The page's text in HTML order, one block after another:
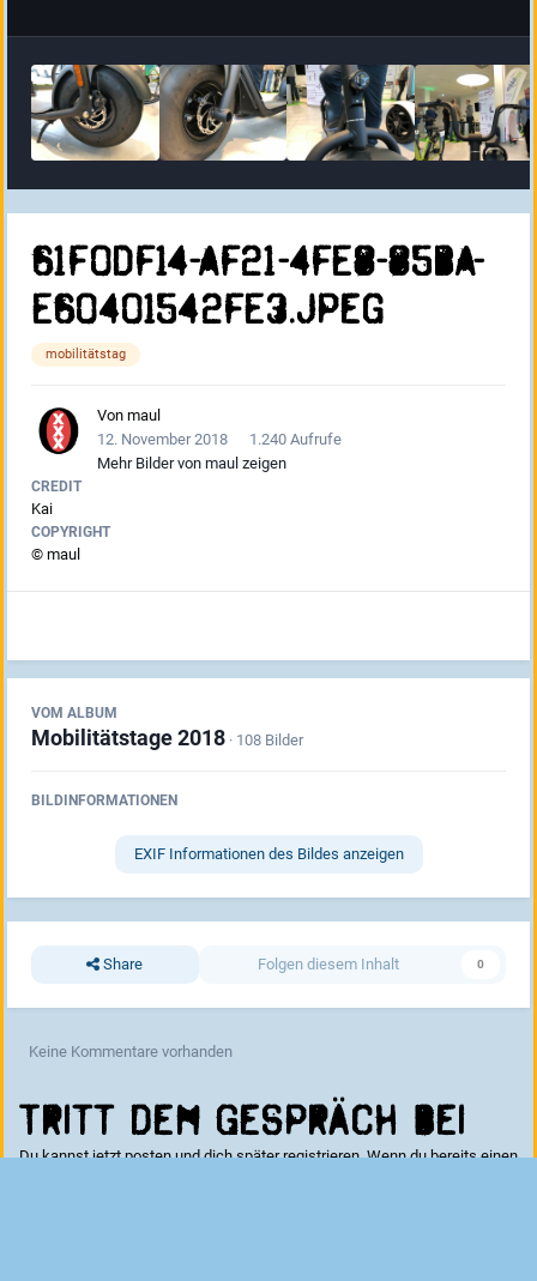
61F0DF14-AF21-4FE8-85BA-
E60401542FE3.jpeg
mobilitätstag
Von maul
12. November 2018
1.240 Aufrufe
Mehr Bilder von maul zeigen
CREDIT
Kai
COPYRIGHT
© maul
VOM ALBUM
Mobilitätstage 2018 · 108 Bilder
BILDINFORMATIONEN
EXIF Informationen des Bildes anzeigen
Share Folgen diesem Inhalt 0
Keine Kommentare vorhanden
Tritt dem Gespräch bei
Du kannst jetzt posten und dich später registrieren. Wenn du bereits einen